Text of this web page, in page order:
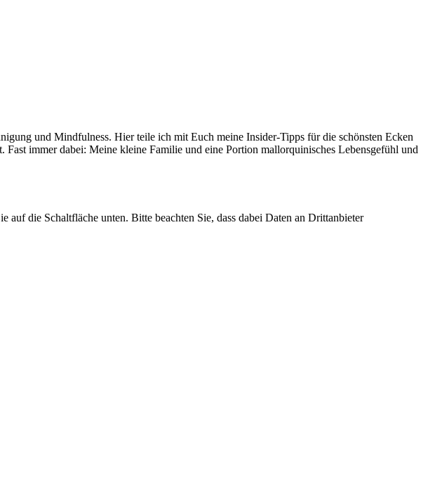
und Mindfulness. Hier teile ich mit Euch meine Insider-Tipps für die schönsten Ecken
immer dabei: Meine kleine Familie und eine Portion mallorquinisches Lebensgefühl und
die Schaltfläche unten. Bitte beachten Sie, dass dabei Daten an Drittanbieter